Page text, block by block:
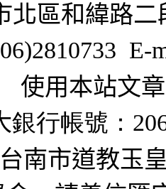
北區和緯路二
E-
使用本站文
銀行帳號：
南市道教玉